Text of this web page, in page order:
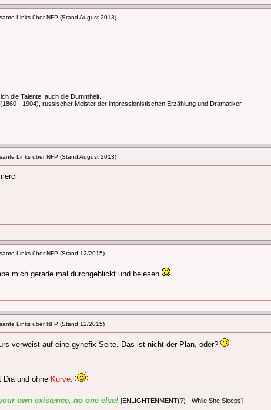
Links über NFP (Stand August 2013)
die Talente, auch die Dummheit.
- 1904), russischer Meister der impressionistischen Erzählung und Dramatiker
Links über NFP (Stand August 2013)
Links über NFP (Stand 12/2015)
mich gerade mal durchgeblickt und belesen
Links über NFP (Stand 12/2015)
verweist auf eine gynefix Seite. Das ist nicht der Plan, oder?
Dia und ohne Kurve.
own existence, no one else! [ENLIGHTENMENT(?) - While She Sleeps]